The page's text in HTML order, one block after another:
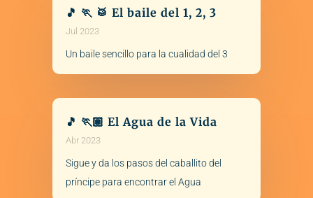
🎵 🏃 🥁 El baile del 1, 2, 3
Jul 2023
Un baile sencillo para la cualidad del 3
🎵 🏃🏽 El Agua de la Vida
Abr 2023
Sigue y da los pasos del caballito del
príncipe para encontrar el Agua